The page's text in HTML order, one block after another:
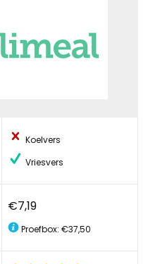
Koelvers
Vriesvers
€7,19
Proefbox: €37,50